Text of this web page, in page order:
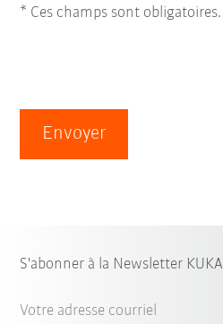
* Ces champs sont obligatoires.
Envoyer
S'abonner à la Newsletter KUKA
Votre adresse courriel